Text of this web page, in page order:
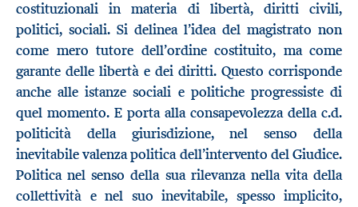
costituzionali in materia di libertà, diritti civili,
politici, sociali. Si delinea l’idea del magistrato non
come mero tutore dell’ordine costituito, ma come
garante delle libertà e dei diritti. Questo corrisponde
anche alle istanze sociali e politiche progressiste di
quel momento. E porta alla consapevolezza della c.d.
politicità della giurisdizione, nel senso della
inevitabile valenza politica dell’intervento del Giudice.
Politica nel senso della sua rilevanza nella vita della
collettività e nel suo inevitabile, spesso implicito,